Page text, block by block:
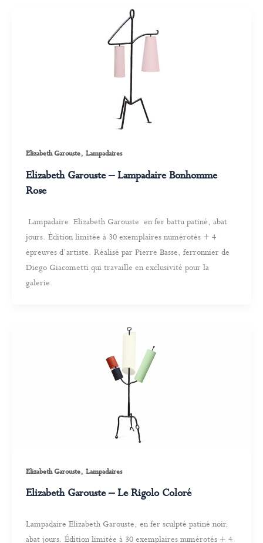
Elizabeth Garouste, Lampadaires
Elizabeth Garouste – Lampadaire Bonhomme
Rose
Lampadaire Elizabeth Garouste en fer battu patiné, abat
jours. Édition limitée à 30 exemplaires numérotés + 4
épreuves d’artiste. Réalisé par Pierre Basse, ferronnier de
Diego Giacometti qui travaille en exclusivité pour la
galerie.
Elizabeth Garouste, Lampadaires
Elizabeth Garouste – Le Rigolo Coloré
Lampadaire Elizabeth Garouste, en fer sculpté patiné noir,
abat jours. Édition limitée à 30 exemplaires numérotés + 4